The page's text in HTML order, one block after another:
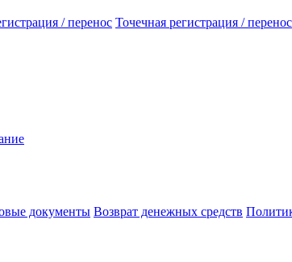
/ перенос Точечная регистрация / перенос
документы Возврат денежных средств